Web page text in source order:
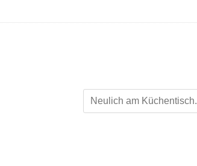
Neulich am Küchentisch.